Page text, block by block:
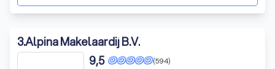
3.Alpina Makelaardij B.V.
(594)
9,5